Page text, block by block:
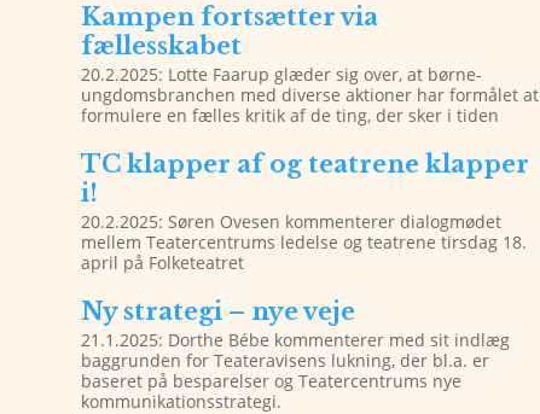
Kampen fortsætter via
fællesskabet
20.2.2025: Lotte Faarup glæder sig over, at børne-
ungdomsbranchen med diverse aktioner har formålet at
formulere en fælles kritik af de ting, der sker i tiden
TC klapper af og teatrene klapper
i!
20.2.2025: Søren Ovesen kommenterer dialogmødet
mellem Teatercentrums ledelse og teatrene tirsdag 18.
april på Folketeatret
Ny strategi – nye veje
21.1.2025: Dorthe Bébe kommenterer med sit indlæg
baggrunden for Teateravisens lukning, der bl.a. er
baseret på besparelser og Teatercentrums nye
kommunikationsstrategi.